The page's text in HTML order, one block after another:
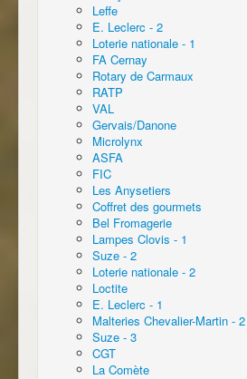
Leffe
E. Leclerc - 2
Loterie nationale - 1
FA Cernay
Rotary de Carmaux
RATP
VAL
Gervais/Danone
Microlynx
ASFA
FIC
Les Anysetiers
Coffret des gourmets
Bel Fromagerie
Lampes Clovis - 1
Suze - 2
Loterie nationale - 2
Loctite
E. Leclerc - 1
Malteries Chevalier-Martin - 2
Suze - 3
CGT
La Comète